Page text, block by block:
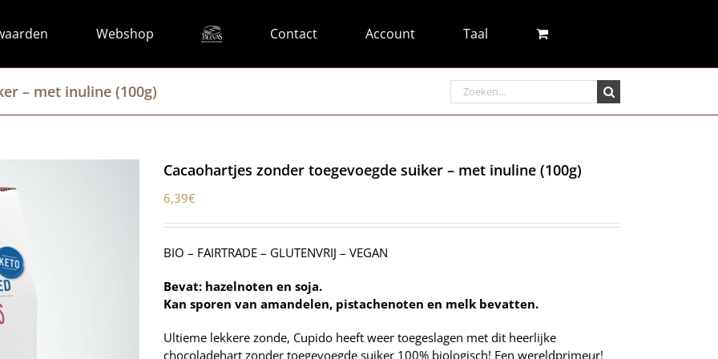
Webshop Contact Account Taal
– met inuline (100g)
Search
for:
Cacaohartjes zonder toegevoegde suiker – met inuline (100g)
6,39€
BIO – FAIRTRADE – GLUTENVRIJ – VEGAN
Bevat: hazelnoten en soja.
Kan sporen van amandelen, pistachenoten en melk bevatten.
Ultieme lekkere zonde, Cupido heeft weer toegeslagen met dit heerlijke
chocoladehart zonder toegevoegde suiker 100% biologisch! Een wereldprimeur!